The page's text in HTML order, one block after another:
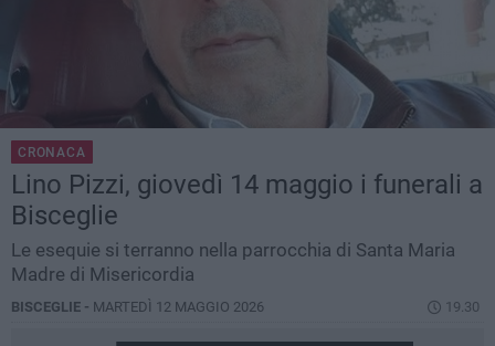
CRONACA
Lino Pizzi, giovedì 14 maggio i funerali a
Bisceglie
Le esequie si terranno nella parrocchia di Santa Maria
Madre di Misericordia
BISCEGLIE - MARTEDÌ 12 MAGGIO 2026 19.30